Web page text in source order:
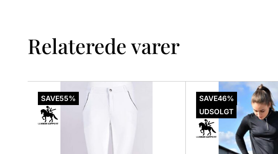
Relaterede varer
SAVE55%
vare
har
flere
SAVE46%
UDSOLGT
Dette
vare
har
flere
varianter.
Mulighederne